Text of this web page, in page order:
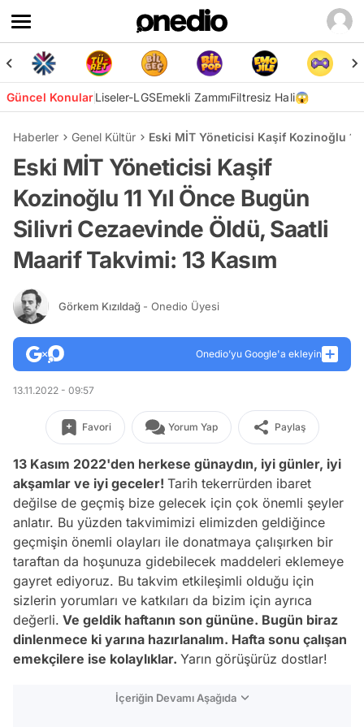
Güncel KonularLiseler-LGSEmekli ZammıFiltresiz Hali😱
Haberler Genel Kültür Eski MİT Yöneticisi Kaşif Kozinoğlu
Eski MİT Yöneticisi Kaşif
Kozinoğlu 11 Yıl Önce Bugün
Silivri Cezaevinde Öldü, Saatli
Maarif Takvimi: 13 Kasım
Görkem Kızıldağ - Onedio Üyesi
Onedio’yu Google'a ekleyin
13.11.2022 - 09:57
Favori Yorum Yap Paylaş
13 Kasım 2022'den herkese günaydın, iyi günler, iyi
akşamlar ve iyi geceler! Tarih tekerrürden ibaret
değilse de geçmiş bize gelecek için çok önemli şeyler
anlatır. Bu yüzden takvimimizi elimizden geldiğince
geçmişin önemli olayları ile donatmaya çalışırken bir
taraftan da hoşunuza gidebilecek maddeleri eklemeye
gayret ediyoruz. Bu takvim etkileşimli olduğu için
sizlerin yorumları ve katkıları da bizim için ayrıca
değerli. Ve geldik haftanın son gününe. Bugün biraz
dinlenmece ki yarına hazırlanalım. Hafta sonu çalışan
emekçilere ise kolaylıklar. Yarın görüşürüz dostlar!
İçeriğin Devamı Aşağıda